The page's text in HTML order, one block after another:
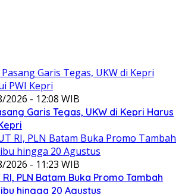
2026 - 12:08 WIB
Garis Tegas, UKW di Kepri Harus
2026 - 11:23 WIB
PLN Batam Buka Promo Tambah
hingga 20 Agustus